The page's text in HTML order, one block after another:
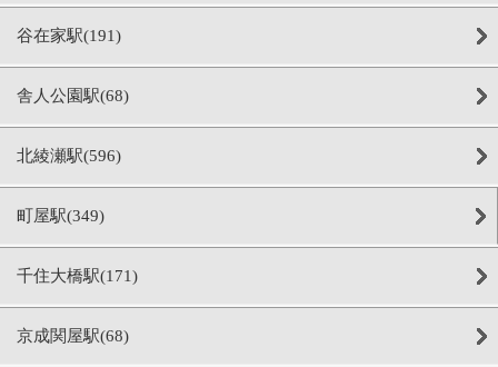
谷在家駅(191)
舎人公園駅(68)
北綾瀬駅(596)
町屋駅(349)
千住大橋駅(171)
京成関屋駅(68)